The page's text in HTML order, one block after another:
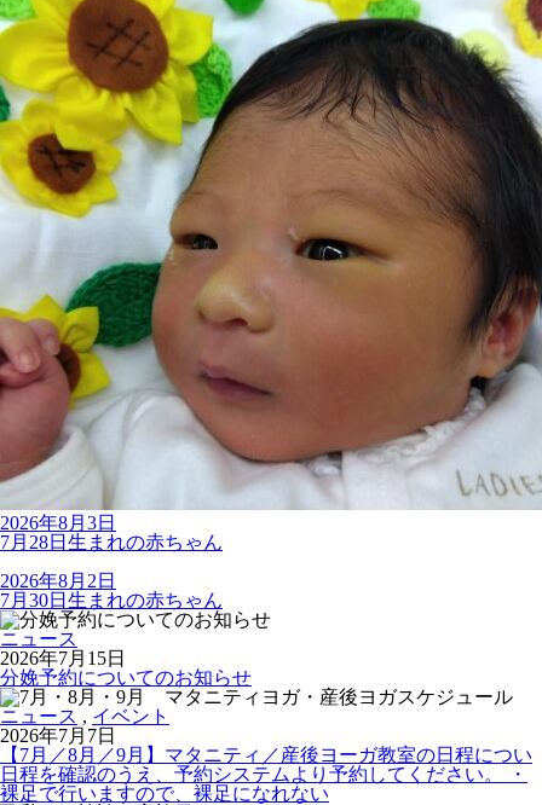
2026年8月3日
7月28日生まれの赤ちゃん
2026年8月2日
7月30日生まれの赤ちゃん
ニュース
2026年7月15日
分娩予約についてのお知らせ
ニュース , イベント
2026年7月7日
【7月／8月／9月】マタニティ／産後ヨーガ教室の日程につい
日程を確認のうえ、予約システムより予約してください。 ・
裸足で行いますので、裸足になれない